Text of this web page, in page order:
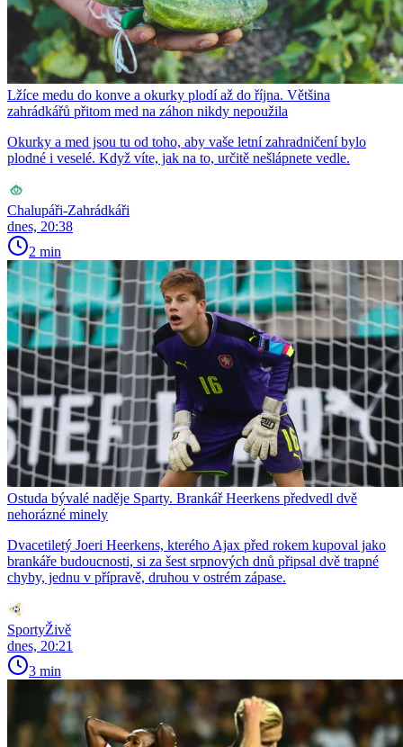
Lžíce medu do konve a okurky plodí až do října. Většina
zahrádkářů přitom med na záhon nikdy nepoužila
Okurky a med jsou tu od toho, aby vaše letní zahradničení bylo
plodné i veselé. Když víte, jak na to, určitě nešlápnete vedle.
Chalupáři-Zahrádkáři
dnes, 20:38
2 min
Ostuda bývalé naděje Sparty. Brankář Heerkens předvedl dvě
nehorázné minely
Dvacetiletý Joeri Heerkens, kterého Ajax před rokem kupoval jako
brankáře budoucnosti, si za šest srpnových dnů připsal dvě trapné
chyby, jednu v přípravě, druhou v ostrém zápase.
SportyŽivě
dnes, 20:21
3 min